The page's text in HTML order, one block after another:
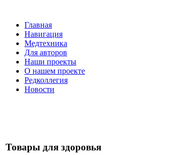
Главная
Навигация
Медтехника
Для авторов
Наши проекты
О нашем проекте
Редколлегия
Новости
Товары для здоровья